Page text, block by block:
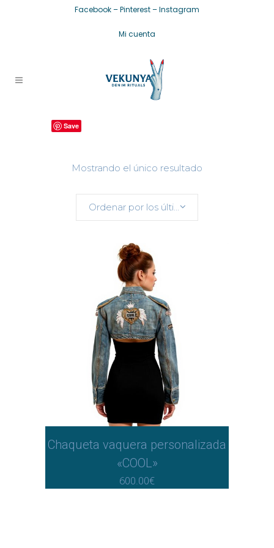
Facebook–Pinterest–Instagram
Mi cuenta
Mostrando el único resultado
Ordenar por los últimos
Save
Chaqueta vaquera personalizada
«COOL»
600.00€